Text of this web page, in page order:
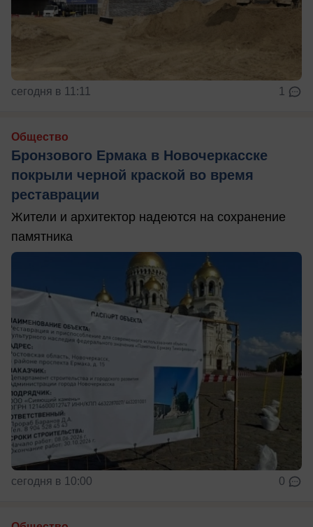
сегодня в 11:11 1
Общество
Бронзового Ермака в Новочеркасске
покрыли черной краской во время
реставрации
Жители и архитектор надеются на сохранение
памятника
сегодня в 10:00 0